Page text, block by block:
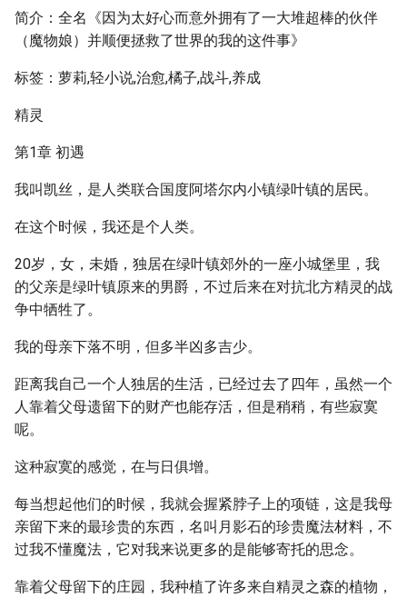
简介：全名《因为太好心而意外拥有了一大堆超棒的伙伴
（魔物娘）并顺便拯救了世界的我的这件事》
标签：萝莉,轻小说,治愈,橘子,战斗,养成
精灵
第1章 初遇
我叫凯丝，是人类联合国度阿塔尔内小镇绿叶镇的居民。
在这个时候，我还是个人类。
20岁，女，未婚，独居在绿叶镇郊外的一座小城堡里，我
的父亲是绿叶镇原来的男爵，不过后来在对抗北方精灵的战
争中牺牲了。
我的母亲下落不明，但多半凶多吉少。
距离我自己一个人独居的生活，已经过去了四年，虽然一个
人靠着父母遗留下的财产也能存活，但是稍稍，有些寂寞
呢。
这种寂寞的感觉，在与日俱增。
每当想起他们的时候，我就会握紧脖子上的项链，这是我母
亲留下来的最珍贵的东西，名叫月影石的珍贵魔法材料，不
过我不懂魔法，它对我来说更多的是能够寄托的思念。
靠着父母留下的庄园，我种植了许多来自精灵之森的植物，